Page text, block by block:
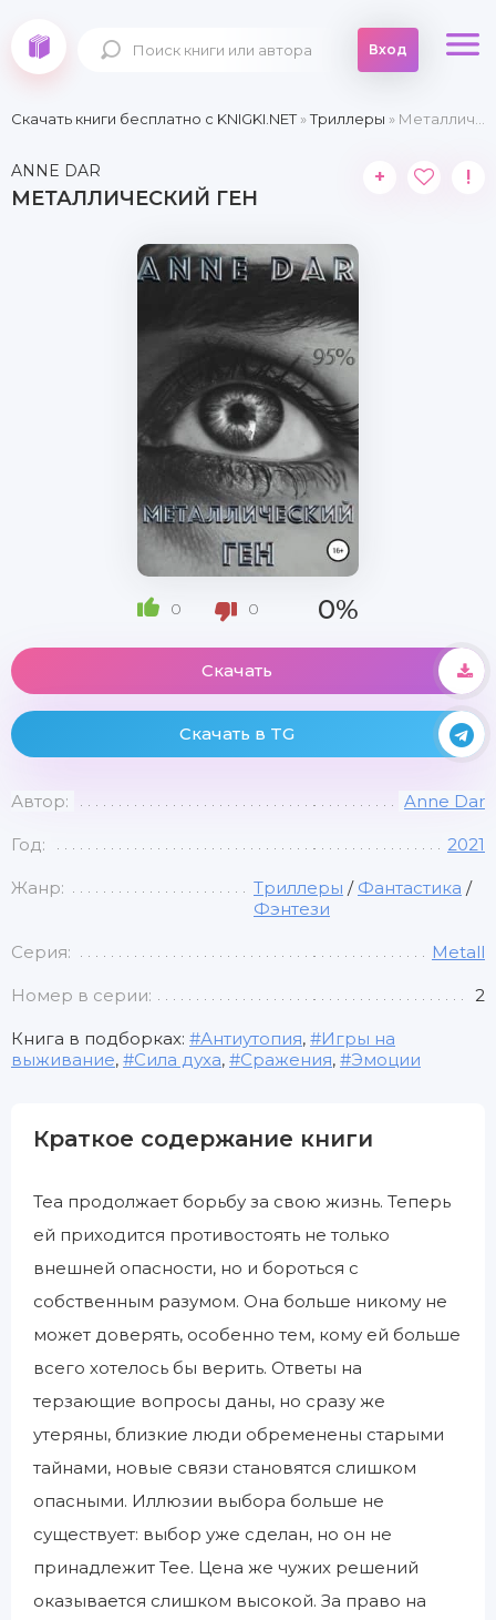
Вход
Скачать книги бесплатно c KNIGKI.NET»Триллеры » Металлический Ген
ANNE DAR
МЕТАЛЛИЧЕСКИЙ ГЕН
+ !
0 0 0%
Скачать
Скачать в TG
Автор: Anne Dar
Год: 2021
Жанр: Триллеры / Фантастика /
Фэнтези
Серия: Metall
Номер в серии: 2
Книга в подборках: Антиутопия,
Игры на
выживание, Сила духа, Сражения, Эмоции
Краткое содержание книги
Теа продолжает борьбу за свою жизнь. Теперь
ей приходится противостоять не только
внешней опасности, но и бороться с
собственным разумом. Она больше никому не
может доверять, особенно тем, кому ей больше
всего хотелось бы верить. Ответы на
терзающие вопросы даны, но сразу же
утеряны, близкие люди обременены старыми
тайнами, новые связи становятся слишком
опасными. Иллюзии выбора больше не
существует: выбор уже сделан, но он не
принадлежит Тее. Цена же чужих решений
оказывается слишком высокой. За право на